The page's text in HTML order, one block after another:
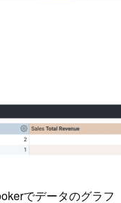
でデータのグラフ